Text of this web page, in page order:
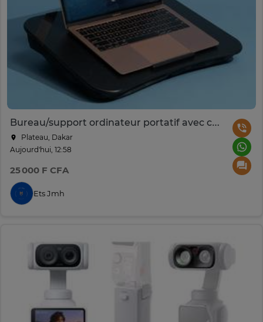
Bureau/support ordinateur portatif avec coussin
Plateau, Dakar
Aujourd'hui, 12:58
25 000 F CFA
Ets Jmh